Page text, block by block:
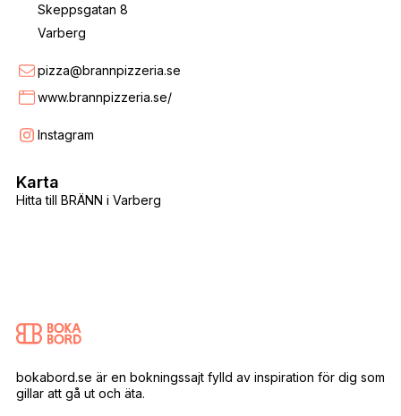
Skeppsgatan 8
Varberg
pizza@brannpizzeria.se
www.brannpizzeria.se/
Instagram
Hitta till BRÄNN i Varberg
Karta
bokabord.se är en bokningssajt fylld av inspiration för dig som
gillar att gå ut och äta.